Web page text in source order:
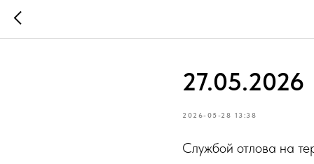
27.05.2026
2026-05-28 13:38
Службой отлова на